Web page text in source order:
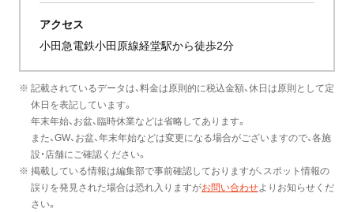
アクセス
小田急電鉄小田原線経堂駅から徒歩2分
※ 記載されているデータは、料金は原則的に税込金額、休日は原則として定
休日を表記しています。
年末年始、お盆、臨時休業などは省略してあります。
また、GW、お盆、年末年始などは変更になる場合がございますので、各施
設・店舗にご確認ください。
※ 掲載している情報は編集部で事前確認しておりますが、スポット情報の
誤りを発見された場合は恐れ入りますがお問い合わせよりお知らせくだ
さい。